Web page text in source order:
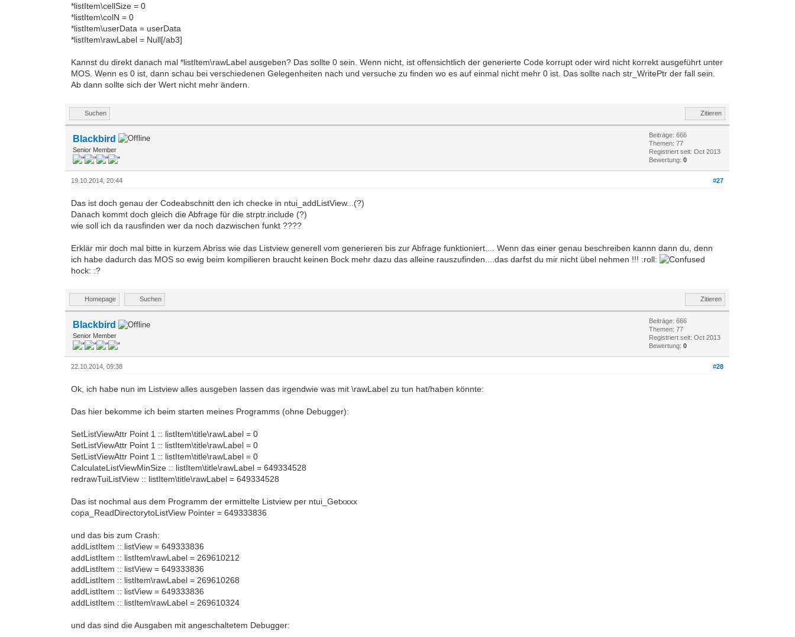
*listItem\cellSize = 0
*listItem\colN = 0
*listItem\userData = userData
*listItem\rawLabel = Null[/ab3]
Kannst du direkt danach mal *listItem\rawLabel ausgeben? Das sollte 0 sein. Wenn nicht, ist offensichtlich der generierte Code korrupt oder wird nicht korrekt ausgeführt unter
MOS. Wenn es 0 ist, dann schau bei verschiedenen Gelegenheiten nach und versuche zu finden wo es auf einmal nicht mehr 0 ist. Das sollte nach str_WritePtr der fall sein.
Ab dann sollte sich der Wert nicht mehr ändern.
Suchen Zitieren
Blackbird
Senior Member
Beiträge: 666
Themen: 77
Registriert seit: Oct 2013
Bewertung:0
#27
19.10.2014, 20:44
Das ist doch genau der Codeabschnitt den ich checke in ntui_addListView...(?)
Danach kommt doch gleich die Abfrage für die strptr.include (?)
wie soll ich da rausfinden wer da noch dazwischen funkt ????
Erklär mir doch mal bitte in kurzem Abriss wie das Listview generell vom generieren bis zur Abfrage funktioniert.... Wenn das einer genau beschreiben kannn dann du, denn
ich habe dadurch das MOS so ewig beim kompilieren braucht keinen Bock mehr dazu das alleine rauszufinden....das darfst du mir nicht übel nehmen !!! :roll:
hock: :?
Homepage Suchen Zitieren
Blackbird
Senior Member
Beiträge: 666
Themen: 77
Registriert seit: Oct 2013
Bewertung:0
#28
22.10.2014, 09:38
Ok, ich habe nun im Listview alles ausgeben lassen das irgendwie was mit \rawLabel zu tun hat/haben könnte:
Das hier bekomme ich beim starten meines Programms (ohne Debugger):
SetListViewAttr Point 1 :: listItem\title\rawLabel = 0
SetListViewAttr Point 1 :: listItem\title\rawLabel = 0
SetListViewAttr Point 1 :: listItem\title\rawLabel = 0
CalculateListViewMinSize :: listItem\title\rawLabel = 649334528
redrawTuiListView :: listItem\title\rawLabel = 649334528
Das ist nochmal aus dem Programm der ermittelte Listview per ntui_Getxxxx
copa_ReadDirectorytoListView Pointer = 649333836
und das bis zum Crash:
addListItem :: listView = 649333836
addListItem :: listItem\rawLabel = 269610212
addListItem :: listView = 649333836
addListItem :: listItem\rawLabel = 269610268
addListItem :: listView = 649333836
addListItem :: listItem\rawLabel = 269610324
und das sind die Ausgaben mit angeschaltetem Debugger: